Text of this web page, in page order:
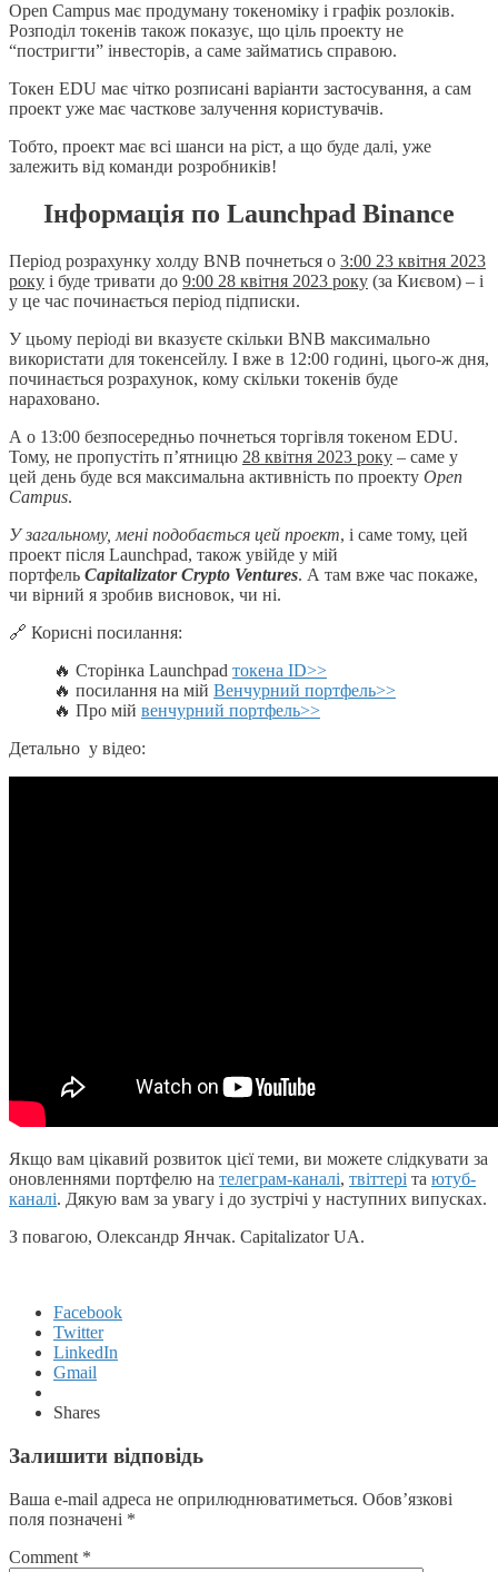
Open Campus має продуману токеноміку і графік розлоків.
Розподіл токенів також показує, що ціль проекту не
“постригти” інвесторів, а саме займатись справою.
Токен EDU має чітко розписані варіанти застосування, а сам
проект уже має часткове залучення користувачів.
Тобто, проект має всі шанси на ріст, а що буде далі, уже
залежить від команди розробників!
Інформація по Launchpad Binance
Період розрахунку холду BNB почнеться о 3:00 23 квітня 2023
року і буде тривати до 9:00 28 квітня 2023 року (за Києвом) – і
у це час починається період підписки.
У цьому періоді ви вказуєте скільки BNB максимально
використати для токенсейлу. І вже в 12:00 годині, цього-ж дня,
починається розрахунок, кому скільки токенів буде
нараховано.
А о 13:00 безпосередньо почнеться торгівля токеном EDU.
Тому, не пропустіть п’ятницю 28 квітня 2023 року – саме у
цей день буде вся максимальна активність по проекту Open
Campus.
У загальному, мені подобається цей проект, і саме тому, цей
проект після Launchpad, також увійде у мій
портфель Capitalizator Crypto Ventures. А там вже час покаже,
чи вірний я зробив висновок, чи ні.
🔗 Корисні посилання:
🔥 Сторінка Launchpad токена ID>>
🔥 посилання на мій Венчурний портфель>>
🔥 Про мій венчурний портфель>>
Детально у відео:
Якщо вам цікавий розвиток цієї теми, ви можете слідкувати за
оновленнями портфелю на телеграм-каналі, твіттері та ютуб-
каналі. Дякую вам за увагу і до зустрічі у наступних випусках.
З повагою, Олександр Янчак. Capitalizator UA.
Facebook
Twitter
LinkedIn
Gmail
Shares
Залишити відповідь
Ваша e-mail адреса не оприлюднюватиметься. Обов’язкові
поля позначені *
Comment *